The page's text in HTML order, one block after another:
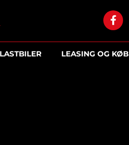
LASTBILER LEASING OG KØB